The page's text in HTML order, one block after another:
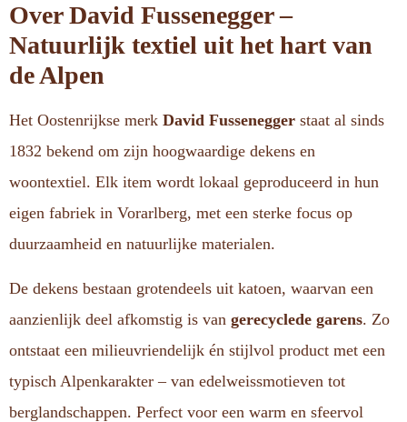
Over David Fussenegger –
Natuurlijk textiel uit het hart van
de Alpen
Het Oostenrijkse merk David Fussenegger staat al sinds
1832 bekend om zijn hoogwaardige dekens en
woontextiel. Elk item wordt lokaal geproduceerd in hun
eigen fabriek in Vorarlberg, met een sterke focus op
duurzaamheid en natuurlijke materialen.
De dekens bestaan grotendeels uit katoen, waarvan een
aanzienlijk deel afkomstig is van gerecyclede garens. Zo
ontstaat een milieuvriendelijk én stijlvol product met een
typisch Alpenkarakter – van edelweissmotieven tot
berglandschappen. Perfect voor een warm en sfeervol